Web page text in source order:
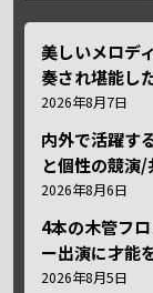
美しいメロデ
奏され堪能し
2026年8月7日
内外で活躍す
と個性の競演
2026年8月6日
4本の木管フ
ー出演に才能
2026年8月5日